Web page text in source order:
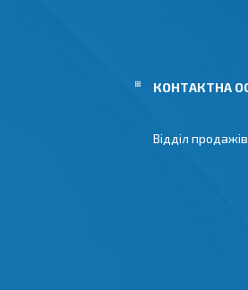
Відділ продажів